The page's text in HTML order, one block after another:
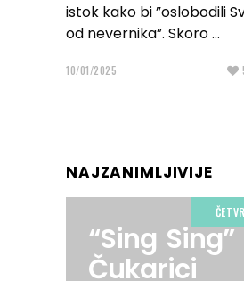
istok kako bi ”oslobodili
od nevernika”. Skoro
10/01/2025
NAJZANIMLJIVIJE
“Sing
Čukarici